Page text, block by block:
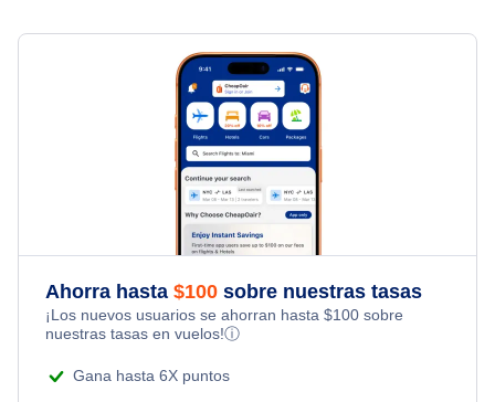
Ahorra hasta $100 sobre nuestras tasas
¡Los nuevos usuarios se ahorran hasta $100 sobre
nuestras tasas en vuelos!ⓘ
Gana hasta 6X puntos